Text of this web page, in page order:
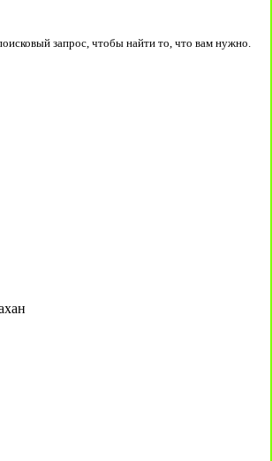
запрос, чтобы найти то, что вам нужно.